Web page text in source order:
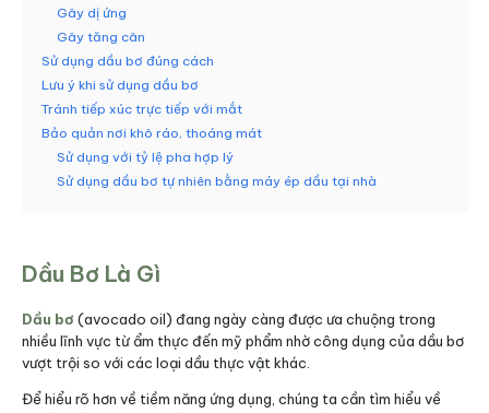
Gây dị ứng
Gây tăng cân
Sử dụng dầu bơ đúng cách
Lưu ý khi sử dụng dầu bơ
Tránh tiếp xúc trực tiếp với mắt
Bảo quản nơi khô ráo, thoáng mát
Sử dụng với tỷ lệ pha hợp lý
Sử dụng dầu bơ tự nhiên bằng máy ép dầu tại nhà
Dầu Bơ Là Gì
Dầu bơ (avocado oil) đang ngày càng được ưa chuộng trong
nhiều lĩnh vực từ ẩm thực đến mỹ phẩm nhờ công dụng của dầu bơ
vượt trội so với các loại dầu thực vật khác.
Để hiểu rõ hơn về tiềm năng ứng dụng, chúng ta cần tìm hiểu về